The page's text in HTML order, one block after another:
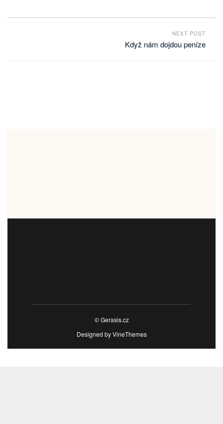
NEXT POST
Když nám dojdou peníze
© Gerasis.cz
Designed byVineThemes